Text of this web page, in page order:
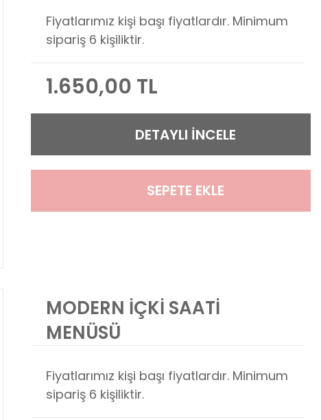
Fiyatlarımız kişi başı fiyatlardır. Minimum
sipariş 6 kişiliktir.
1.650,00 TL
DETAYLI İNCELE
SEPETE EKLE
MODERN İÇKİ SAATİ
MENÜSÜ
Fiyatlarımız kişi başı fiyatlardır. Minimum
sipariş 6 kişiliktir.